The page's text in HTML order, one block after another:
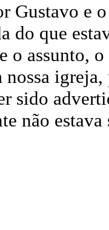
Gustavo e
do que
o assunto,
nossa
sido
não